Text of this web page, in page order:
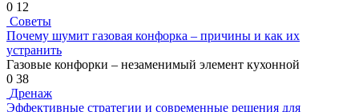
0 12
Советы
Почему шумит газовая конфорка – причины и как их
устранить
Газовые конфорки – незаменимый элемент кухонной
0 38
Дренаж
Эффективные стратегии и современные решения для